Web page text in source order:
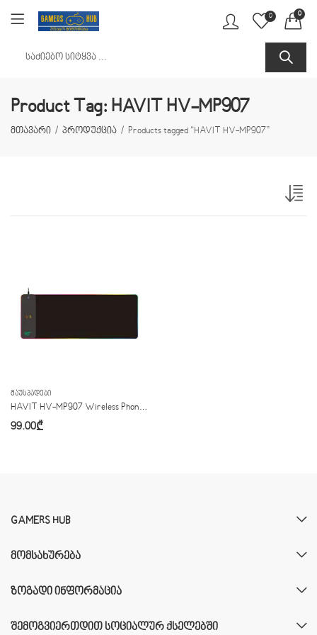
0 0
Product Tag: HAVIT HV-MP907
მთავარი პროდუქცია Products tagged “HAVIT HV-MP907”
ᲛᲐᲣᲡᲞᲐᲓᲔᲑᲘ
HAVIT HV-MP907 Wireless Phone Charger
99.00₾
GAMERS HUB
ᲛᲝᲛᲡᲐᲮᲣᲠᲔᲑᲐ
ᲖᲝᲒᲐᲓᲘ ᲘᲜᲤᲝᲠᲛᲐᲪᲘᲐ
ᲨᲔᲛᲝᲒᲕᲘᲔᲠᲗᲓᲘᲗ ᲡᲝᲪᲘᲐᲚᲣᲠ ᲥᲡᲔᲚᲔᲑᲨᲘ